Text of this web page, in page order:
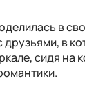
в
друзьями, в
сидя на